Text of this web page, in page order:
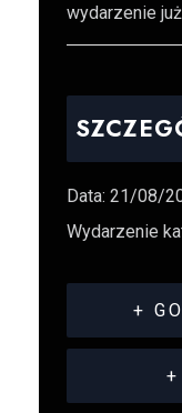
wydarzenie już
Data: 21/08/
Wydarzenie
+